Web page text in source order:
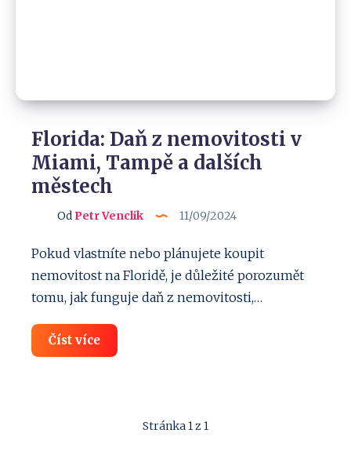
Florida: Daň z nemovitosti v
Miami, Tampě a dalších
městech
Od Petr Venclik 11/09/2024
Pokud vlastníte nebo plánujete koupit
nemovitost na Floridě, je důležité porozumět
tomu, jak funguje daň z nemovitosti,…
Číst víceFlorida:
Daň
Stránka 1 z 1